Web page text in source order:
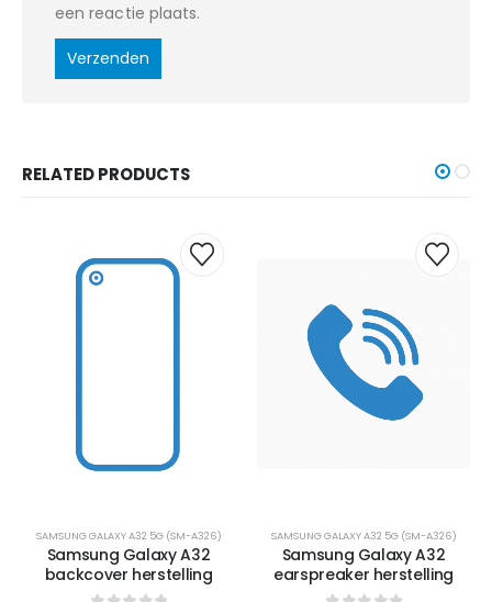
een reactie plaats.
RELATED PRODUCTS
SAMSUNG GALAXY A32 5G (SM-A326)
Samsung Galaxy A32
backcover herstelling
SAMSUNG GALAXY A32 5G (SM-A326)
Samsung Galaxy A32
earspreaker herstelling